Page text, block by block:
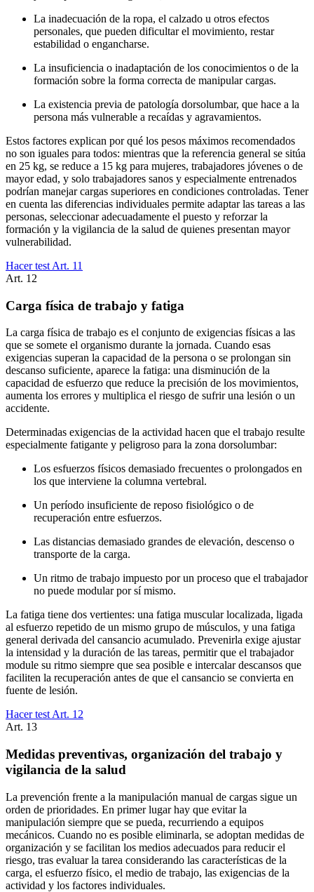
La inadecuación de la ropa, el calzado u otros efectos
personales, que pueden dificultar el movimiento, restar
estabilidad o engancharse.
La insuficiencia o inadaptación de los conocimientos o de la
formación sobre la forma correcta de manipular cargas.
La existencia previa de patología dorsolumbar, que hace a la
persona más vulnerable a recaídas y agravamientos.
Estos factores explican por qué los pesos máximos recomendados
no son iguales para todos: mientras que la referencia general se sitúa
en 25 kg, se reduce a 15 kg para mujeres, trabajadores jóvenes o de
mayor edad, y solo trabajadores sanos y especialmente entrenados
podrían manejar cargas superiores en condiciones controladas. Tener
en cuenta las diferencias individuales permite adaptar las tareas a las
personas, seleccionar adecuadamente el puesto y reforzar la
formación y la vigilancia de la salud de quienes presentan mayor
vulnerabilidad.
Hacer test Art. 11
Art. 12
Carga física de trabajo y fatiga
La carga física de trabajo es el conjunto de exigencias físicas a las
que se somete el organismo durante la jornada. Cuando esas
exigencias superan la capacidad de la persona o se prolongan sin
descanso suficiente, aparece la fatiga: una disminución de la
capacidad de esfuerzo que reduce la precisión de los movimientos,
aumenta los errores y multiplica el riesgo de sufrir una lesión o un
accidente.
Determinadas exigencias de la actividad hacen que el trabajo resulte
especialmente fatigante y peligroso para la zona dorsolumbar:
Los esfuerzos físicos demasiado frecuentes o prolongados en
los que interviene la columna vertebral.
Un período insuficiente de reposo fisiológico o de
recuperación entre esfuerzos.
Las distancias demasiado grandes de elevación, descenso o
transporte de la carga.
Un ritmo de trabajo impuesto por un proceso que el trabajador
no puede modular por sí mismo.
La fatiga tiene dos vertientes: una fatiga muscular localizada, ligada
al esfuerzo repetido de un mismo grupo de músculos, y una fatiga
general derivada del cansancio acumulado. Prevenirla exige ajustar
la intensidad y la duración de las tareas, permitir que el trabajador
module su ritmo siempre que sea posible e intercalar descansos que
faciliten la recuperación antes de que el cansancio se convierta en
fuente de lesión.
Hacer test Art. 12
Art. 13
Medidas preventivas, organización del trabajo y
vigilancia de la salud
La prevención frente a la manipulación manual de cargas sigue un
orden de prioridades. En primer lugar hay que evitar la
manipulación siempre que se pueda, recurriendo a equipos
mecánicos. Cuando no es posible eliminarla, se adoptan medidas de
organización y se facilitan los medios adecuados para reducir el
riesgo, tras evaluar la tarea considerando las características de la
carga, el esfuerzo físico, el medio de trabajo, las exigencias de la
actividad y los factores individuales.